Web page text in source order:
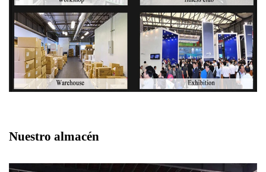
Nuestro almacén